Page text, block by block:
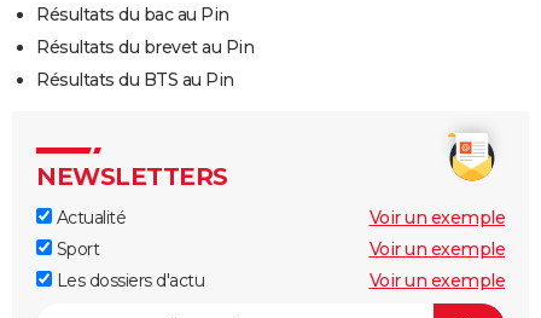
Résultats du bac au Pin
Résultats du brevet au Pin
Résultats du BTS au Pin
NEWSLETTERS
Actualité
Voir un exemple
Sport
Voir un exemple
Les dossiers d'actu
Voir un exemple